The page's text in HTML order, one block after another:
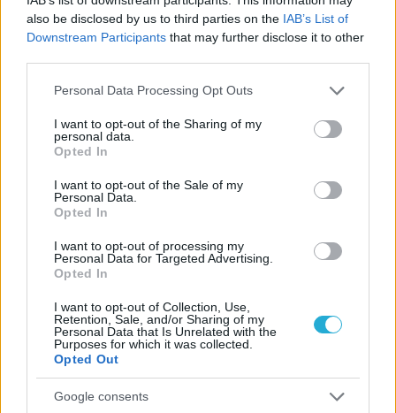
also be disclosed by us to third parties on the IAB’s List of
Downstream Participants that may further disclose it to other
Please note that this website/app uses one or more Google
not limited to your visit or usage behaviour. You may click to
grant or deny consent to Google and its third-party tags to
use your data for below specified purposes in below Google
consent section.
Personal Data Processing Opt Outs
I want to opt-out of the Sharing of my
personal data.
Opted In
I want to opt-out of the Sale of my
Personal Data.
Opted In
I want to opt-out of processing my
Personal Data for Targeted Advertising.
Opted In
I want to opt-out of Collection, Use,
Retention, Sale, and/or Sharing of my
Personal Data that Is Unrelated with the
Purposes for which it was collected.
Opted Out
Google consents
Αναγνώριση και σεβασμός
οι σημαντικότερες νίκες του
Α.Ο. Θήρας